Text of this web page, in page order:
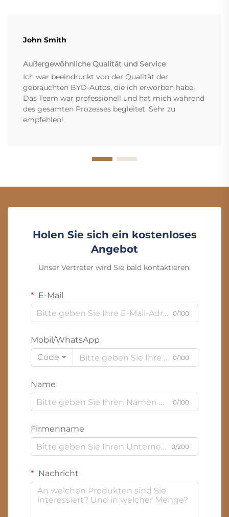
John Smith
Außergewöhnliche Qualität und Service
Ich war beeindruckt von der Qualität der
gebrauchten BYD-Autos, die ich erworben habe.
Das Team war professionell und hat mich während
des gesamten Prozesses begleitet. Sehr zu
empfehlen!
Holen Sie sich ein kostenloses
Angebot
Unser Vertreter wird Sie bald kontaktieren.
E-Mail
0/100
Mobil/WhatsApp
Code
0/100
Name
0/100
Firmenname
0/200
Nachricht